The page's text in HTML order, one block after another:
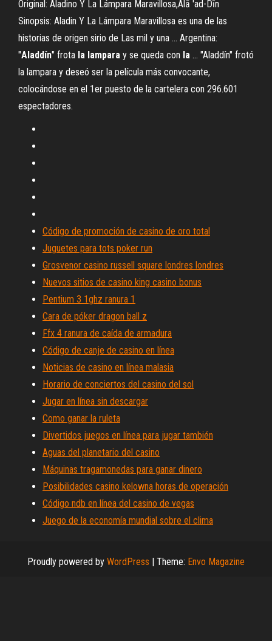
Original: Aladino Y La Lámpara Maravillosa,Alā 'ad-Dīn
Sinopsis: Aladin Y La Lámpara Maravillosa es una de las
historias de origen sirio de Las mil y una ... Argentina:
"Aladdín" frota la lampara y se queda con la ... "Aladdín" frotó
la lampara y deseó ser la película más convocante,
colocándose en el 1er puesto de la cartelera con 296.601
espectadores.
Código de promoción de casino de oro total
Juguetes para tots poker run
Grosvenor casino russell square londres londres
Nuevos sitios de casino king casino bonus
Pentium 3 1ghz ranura 1
Cara de póker dragon ball z
Ffx 4 ranura de caída de armadura
Código de canje de casino en línea
Noticias de casino en línea malasia
Horario de conciertos del casino del sol
Jugar en línea sin descargar
Como ganar la ruleta
Divertidos juegos en línea para jugar también
Aguas del planetario del casino
Máquinas tragamonedas para ganar dinero
Posibilidades casino kelowna horas de operación
Código ndb en línea del casino de vegas
Juego de la economía mundial sobre el clima
Proudly powered by WordPress | Theme: Envo Magazine